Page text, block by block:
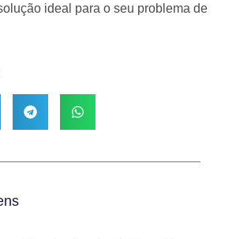
ideal para o seu problema de